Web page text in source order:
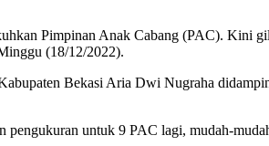
Pimpinan Anak Cabang (PAC). Kini
(18/12/2022).
Bekasi Aria Dwi Nugraha
untuk 9 PAC lagi, mudah-